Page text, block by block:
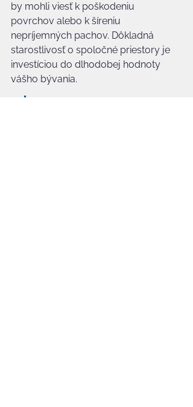
by mohli viesť k poškodeniu
povrchov alebo k šíreniu
nepríjemných pachov. Dôkladná
starostlivosť o spoločné priestory je
investíciou do dlhodobej hodnoty
vášho bývania.